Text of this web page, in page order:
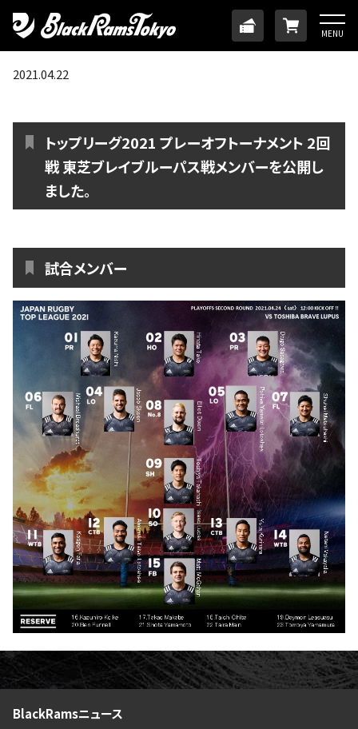
MENU
TICKET
HOME
メンバー
試合日程・結果
アカデミー
SDGs・ホームタウン
ファンクラブ
パートナー
2021.04.22
トップリーグ2021 プレーオフトーナメント 2回
戦 東芝ブレイブルーパス戦メンバーを公開し
ました。
試合メンバー
BlackRamsニュース